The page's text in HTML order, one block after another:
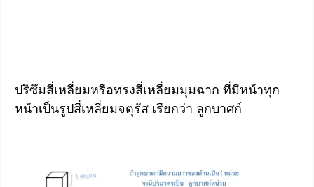
ปริซึมสี่เหลี่ยมหรือทรงสี่เหลี่ยมมุมฉาก ที่มีหน้าทุก
หน้าเป็นรูปสี่เหลี่ยมจตุรัส เรียกว่า ลูกบาศก์